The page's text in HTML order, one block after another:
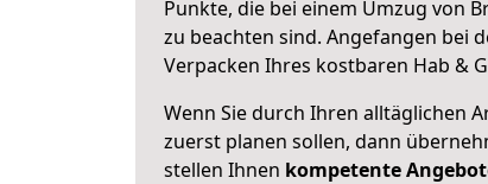
Punkte, die bei einem Umzug von
zu beachten sind. Angefangen bei
Verpacken Ihres kostbaren Hab &
Wenn Sie durch Ihren alltäglichen
zuerst planen sollen, dann
stellen Ihnen kompetente